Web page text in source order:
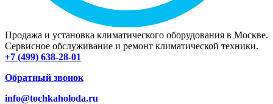
Продажа и установка климатического оборудования в Москве.
Сервисное обслуживание и ремонт климатической техники.
+7 (499) 638-28-01
Обратный звонок
info@tochkaholoda.ru